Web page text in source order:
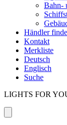
Bahn-
Händler
Kontakt
Merkliste
Deutsch
Englisch
Suche
LIGHTS FOR